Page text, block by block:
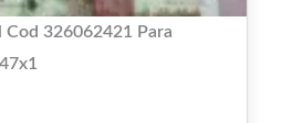
Cod 326062421 Para